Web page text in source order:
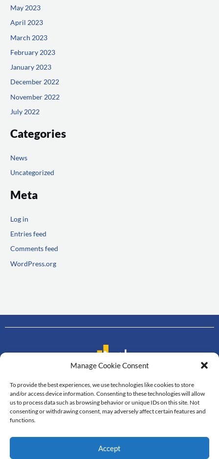
Manage Cookie Consent
To provide the best experiences, we use technologies like cookies to store
and/or access device information. Consenting to these technologies will allow
us to process data such as browsing behavior or unique IDs on this site. Not
consenting or withdrawing consent, may adversely affect certain features and
functions.
Accept
May 2023
April 2023
March 2023
February 2023
January 2023
December 2022
November 2022
July 2022
Categories
News
Uncategorized
Meta
Log in
Entries feed
Comments feed
WordPress.org
Contact us
Department of Mathematics
Faculty of Science, Mahidol University
Ratchathewi, Bangkok, 10400
Tel: +66 2201-5340-3, Fax: +66 2201-5343